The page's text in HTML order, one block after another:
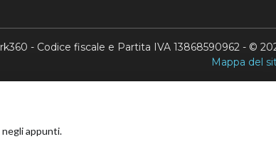
- Codice fiscale e Partita IVA 13868590962 - ©
Mappa del
negli appunti.